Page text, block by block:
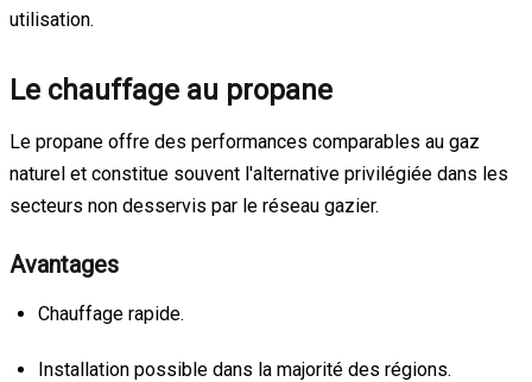
utilisation.
Le chauffage au propane
Le propane offre des performances comparables au gaz
naturel et constitue souvent l'alternative privilégiée dans les
secteurs non desservis par le réseau gazier.
Avantages
Chauffage rapide.
Installation possible dans la majorité des régions.